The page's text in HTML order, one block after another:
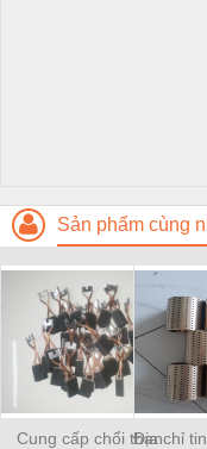
Sản phẩm cùng
Cung cấp chổi than
Địa chỉ